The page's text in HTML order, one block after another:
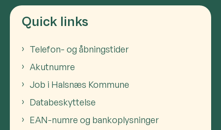
Quick links
Telefon- og åbningstider
Akutnumre
Job i Halsnæs Kommune
Databeskyttelse
EAN-numre og bankoplysninger